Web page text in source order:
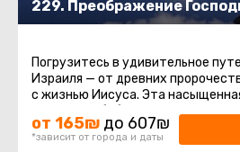
229. Преображение
Погрузитесь в удивительное
Израиля — от древних
с жизнью Иисуса. Эта
соединяет библейскую ...
от 165₪ до 607₪
*зависит от города и даты